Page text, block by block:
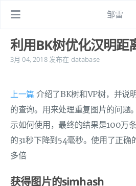
邹雷
利用BK树优化汉明距
3月 04, 2018 发布在 database
上一篇 介绍了BK树和VP树，并说
的查询。用来处理重复图片的问题
示如何使用，最终的结果是100万
的31秒下降到54毫秒。使用了正确
多倍
获得图片的simhash